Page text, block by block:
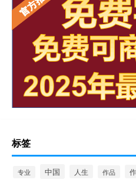
标签
专业 中国 人生 作品